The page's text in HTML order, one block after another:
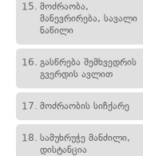
15. მოძრაობა,
მანევრირება, სავალი
ნაწილი
16. გასწრება შემხვედრის
გვერდის ავლით
17. მოძრაობის სიჩქარე
18. სამუხრუჭე მანძილი,
დისტანცია